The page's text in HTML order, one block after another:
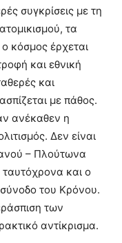
συγκρίσεις με τη
τα
κόσμος έρχεται
και εθνική
και
με πάθος.
ανέκαθεν η
Δεν είναι
– Πλούτωνα
και ο
του Κρόνου.
των
αντίκρισμα.